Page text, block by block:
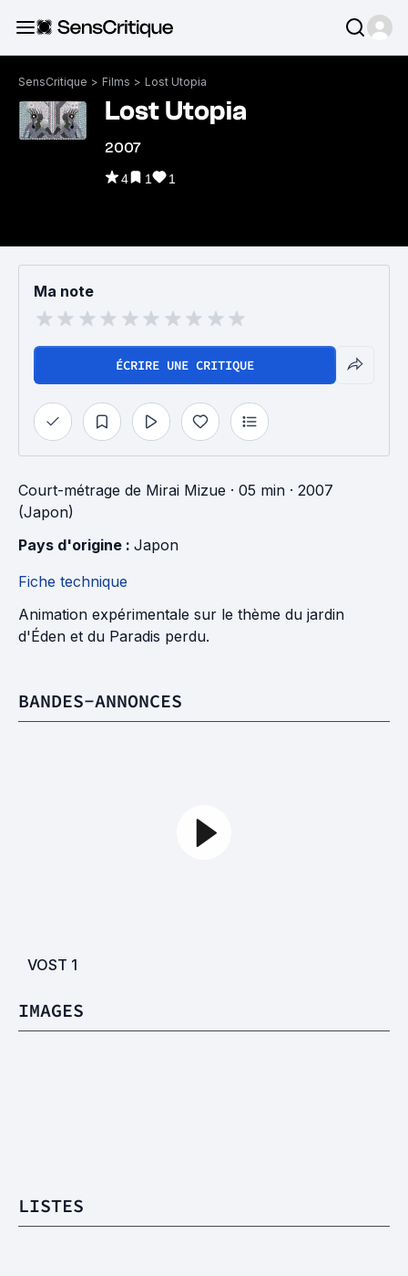
SensCritique > Films > Lost Utopia
Lost Utopia
2007
4 1 1
Ma note
ÉCRIRE UNE CRITIQUE
Court-métrage de Mirai Mizue · 05 min · 2007
(Japon)
Pays d'origine : Japon
Fiche technique
Animation expérimentale sur le thème du jardin
d'Éden et du Paradis perdu.
BANDES-ANNONCES
VOST 1
IMAGES
LISTES